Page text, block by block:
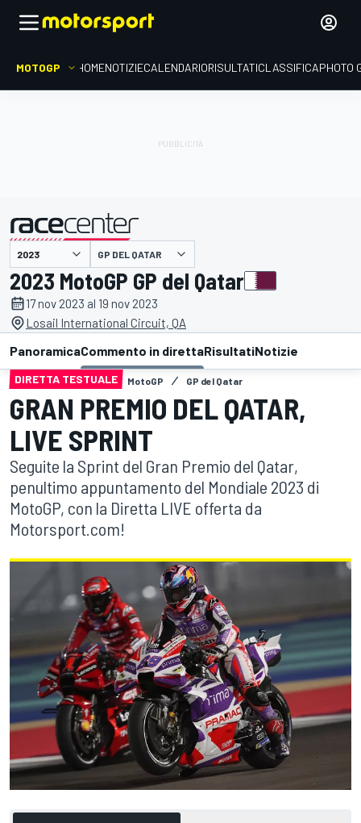
MOTOGP HOMENOTIZIECALENDARIORISULTATICLASSIFICAPHOTO
GP DEL QATAR
2023 MotoGP GP del Qatar
17 nov 2023 al 19 nov 2023
Losail International Circuit, QA
PanoramicaCommento in direttaRisultatiNotizie
DIRETTA TESTUALE MotoGP GP del Qatar
GRAN PREMIO DEL QATAR,
LIVE SPRINT
Seguite la Sprint del Gran Premio del Qatar,
penultimo appuntamento del Mondiale 2023 di
MotoGP, con la Diretta LIVE offerta da
Motorsport.com!